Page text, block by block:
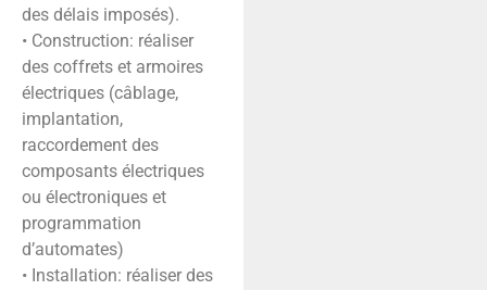
des délais imposés).
• Construction: réaliser
des coffrets et armoires
électriques (câblage,
implantation,
raccordement des
composants électriques
ou électroniques et
programmation
d’automates)
• Installation: réaliser des